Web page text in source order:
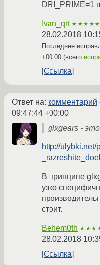
DRI_PRIME=1
Ivan_qrt ★★★★★
28.02.2018
Последнее
+00:00 (всего
Ссылка
Ответ на: комментарий
09:47:44 +00:00
glxgears -
http://ulybki.net/
В принципе
узко
стоит.
Behem0th
28.02.2018
Ссылка